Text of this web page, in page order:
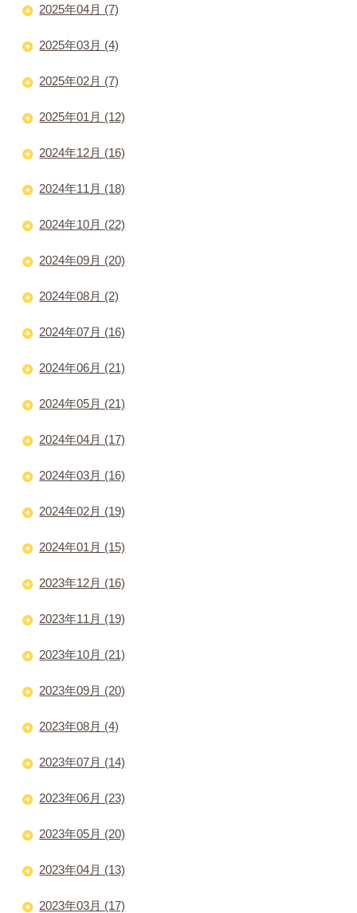
2025年04月 (7)
2025年03月 (4)
2025年02月 (7)
2025年01月 (12)
2024年12月 (16)
2024年11月 (18)
2024年10月 (22)
2024年09月 (20)
2024年08月 (2)
2024年07月 (16)
2024年06月 (21)
2024年05月 (21)
2024年04月 (17)
2024年03月 (16)
2024年02月 (19)
2024年01月 (15)
2023年12月 (16)
2023年11月 (19)
2023年10月 (21)
2023年09月 (20)
2023年08月 (4)
2023年07月 (14)
2023年06月 (23)
2023年05月 (20)
2023年04月 (13)
2023年03月 (17)